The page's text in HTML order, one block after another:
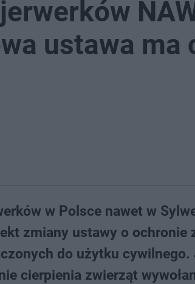
ustawa ma
w Polsce nawet w
zmiany ustawy o
do użytku cywilnego.
cierpienia zwierząt